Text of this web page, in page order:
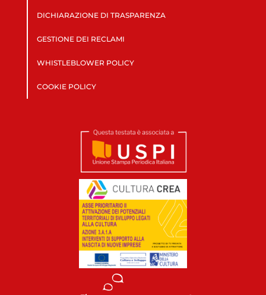
DICHIARAZIONE DI TRASPARENZA
GESTIONE DEI RECLAMI
WHISTLEBLOWER POLICY
COOKIE POLICY